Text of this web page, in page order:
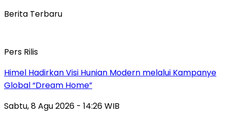
Berita Terbaru
Pers Rilis
Himel Hadirkan Visi Hunian Modern melalui Kampanye
Global “Dream Home”
Sabtu, 8 Agu 2026 - 14:26 WIB